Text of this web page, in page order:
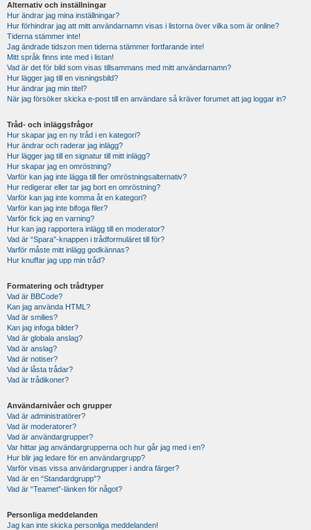
Alternativ och inställningar
Hur ändrar jag mina inställningar?
Hur förhindrar jag att mitt användarnamn visas i listorna över vilka som är online?
Tiderna stämmer inte!
Jag ändrade tidszon men tiderna stämmer fortfarande inte!
Mitt språk finns inte med i listan!
Vad är det för bild som visas tillsammans med mitt användarnamn?
Hur lägger jag till en visningsbild?
Hur ändrar jag min titel?
När jag försöker skicka e-post till en användare så kräver forumet att jag loggar in?
Tråd- och inläggsfrågor
Hur skapar jag en ny tråd i en kategori?
Hur ändrar och raderar jag inlägg?
Hur lägger jag till en signatur till mitt inlägg?
Hur skapar jag en omröstning?
Varför kan jag inte lägga till fler omröstningsalternativ?
Hur redigerar eller tar jag bort en omröstning?
Varför kan jag inte komma åt en kategori?
Varför kan jag inte bifoga filer?
Varför fick jag en varning?
Hur kan jag rapportera inlägg till en moderator?
Vad är “Spara”-knappen i trådformuläret till för?
Varför måste mitt inlägg godkännas?
Hur knuffar jag upp min tråd?
Formatering och trådtyper
Vad är BBCode?
Kan jag använda HTML?
Vad är smilies?
Kan jag infoga bilder?
Vad är globala anslag?
Vad är anslag?
Vad är notiser?
Vad är låsta trådar?
Vad är trådikoner?
Användarnivåer och grupper
Vad är administratörer?
Vad är moderatorer?
Vad är användargrupper?
Var hittar jag användargrupperna och hur går jag med i en?
Hur blir jag ledare för en användargrupp?
Varför visas vissa användargrupper i andra färger?
Vad är en “Standardgrupp”?
Vad är “Teamet”-länken för något?
Personliga meddelanden
Jag kan inte skicka personliga meddelanden!